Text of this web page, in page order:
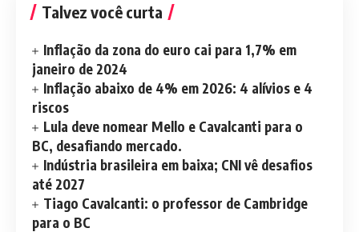
Talvez você curta
Inflação da zona do euro cai para 1,7% em
janeiro de 2024
Inflação abaixo de 4% em 2026: 4 alívios e 4
riscos
Lula deve nomear Mello e Cavalcanti para o
BC, desafiando mercado.
Indústria brasileira em baixa; CNI vê desafios
até 2027
Tiago Cavalcanti: o professor de Cambridge
para o BC